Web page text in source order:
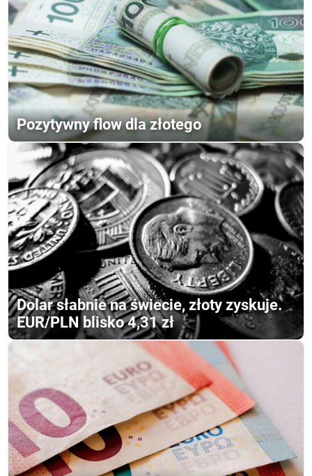
Pozytywny flow dla złotego
Dolar słabnie na świecie, złoty zyskuje.
EUR/PLN blisko 4,31 zł